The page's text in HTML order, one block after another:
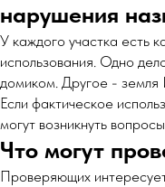
нарушения
У каждого участка есть
использования. Одно
домиком. Другое -
Если фактическое
могут возникнуть
Что могут
Проверяющих